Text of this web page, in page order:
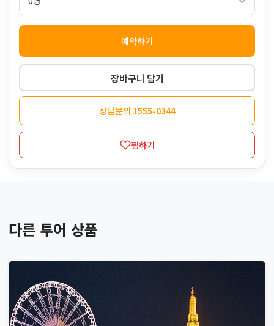
예약하기
장바구니 담기
상담문의 1555-0344
찜하기
다른 투어 상품